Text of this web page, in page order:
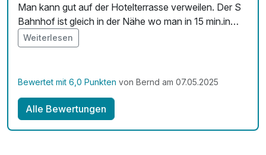
Man kann gut auf der Hotelterrasse verweilen. Der S
Bahnhof ist gleich in der Nähe wo man in 15 min.in
Potsdam ist. Vom Griebnitzsee und von Potsdam
kann man schöne Schifffahrten unternehmen.
Weiterlesen
Bewertet mit 6,0 Punkten von Bernd am 07.05.2025
Alle Bewertungen